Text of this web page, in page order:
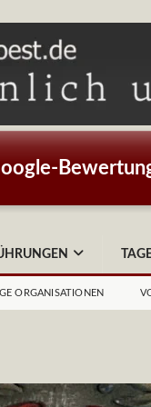
ORGANISATIONEN